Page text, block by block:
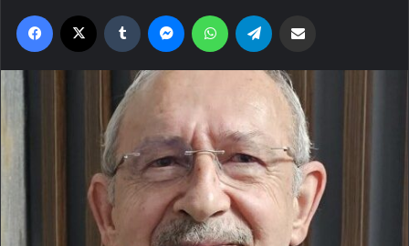
Facebook Tumblr MessengerWhatsApp